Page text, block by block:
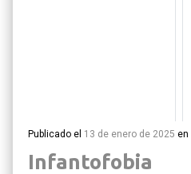
Publicado el 13 de enero de 2025 en
Infantofobia